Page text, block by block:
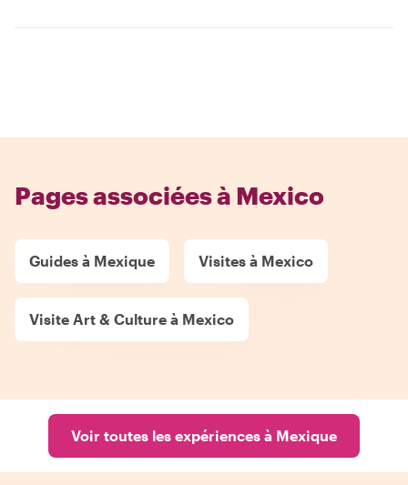
Pages associées à Mexico
Guides à Mexique Visites à Mexico
Visite Art & Culture à Mexico
Voir toutes les expériences à Mexique